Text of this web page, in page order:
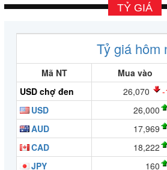
TỶ GIÁ